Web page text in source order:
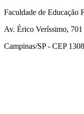
Faculdade de
Av. Érico Veríssimo,
Campinas/SP - CEP